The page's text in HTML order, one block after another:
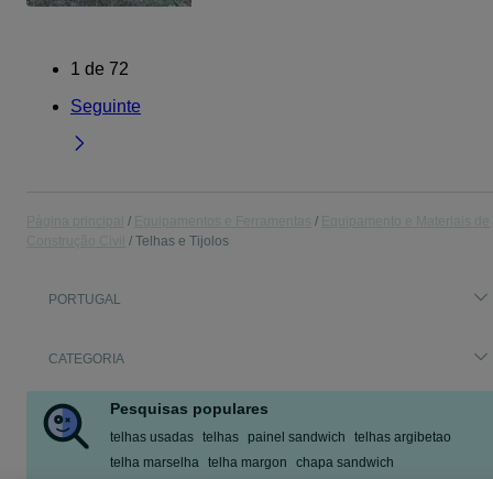
1 de 72
Seguinte
Telhas e Tijolos
PORTUGAL
CATEGORIA
Pesquisas populares
telhas usadas telhas painel sandwich
telhas argibetao
telha marselha telha margon
chapa sandwich